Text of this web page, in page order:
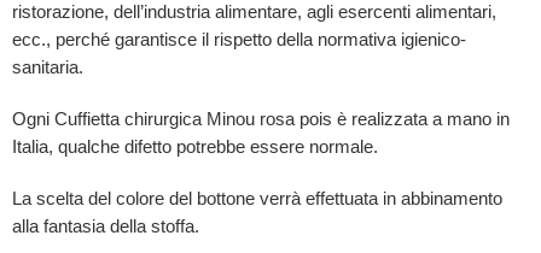
ristorazione, dell’industria alimentare, agli esercenti alimentari,
ecc., perché garantisce il rispetto della normativa igienico-
sanitaria.
Ogni Cuffietta chirurgica Minou rosa pois è realizzata a mano in
Italia, qualche difetto potrebbe essere normale.
La scelta del colore del bottone verrà effettuata in abbinamento
alla fantasia della stoffa.